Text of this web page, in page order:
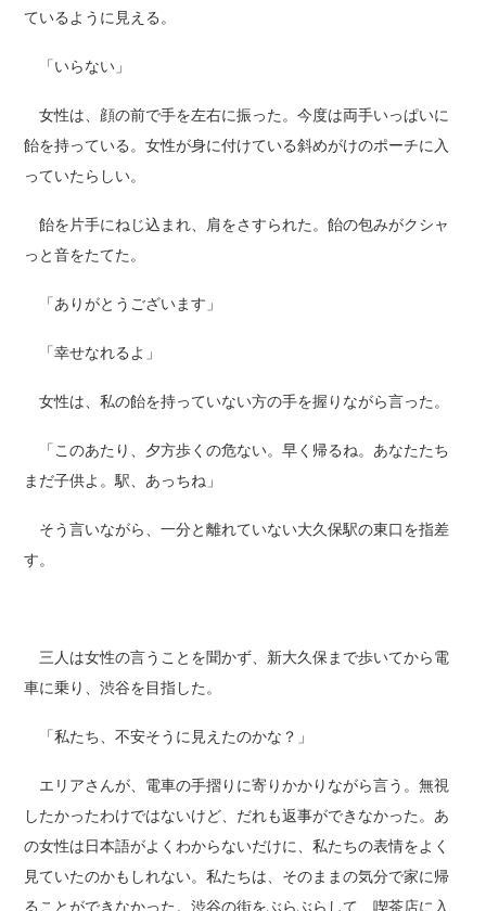
ているように見える。
「いらない」
女性は、顔の前で手を左右に振った。今度は両手いっぱいに
飴を持っている。女性が身に付けている斜めがけのポーチに入
っていたらしい。
飴を片手にねじ込まれ、肩をさすられた。飴の包みがクシャ
っと音をたてた。
「ありがとうございます」
「幸せなれるよ」
女性は、私の飴を持っていない方の手を握りながら言った。
「このあたり、夕方歩くの危ない。早く帰るね。あなたたち
まだ子供よ。駅、あっちね」
そう言いながら、一分と離れていない大久保駅の東口を指差
す。
三人は女性の言うことを聞かず、新大久保まで歩いてから電
車に乗り、渋谷を目指した。
「私たち、不安そうに見えたのかな？」
エリアさんが、電車の手摺りに寄りかかりながら言う。無視
したかったわけではないけど、だれも返事ができなかった。あ
の女性は日本語がよくわからないだけに、私たちの表情をよく
見ていたのかもしれない。私たちは、そのままの気分で家に帰
ることができなかった。渋谷の街をぶらぶらして、喫茶店に入